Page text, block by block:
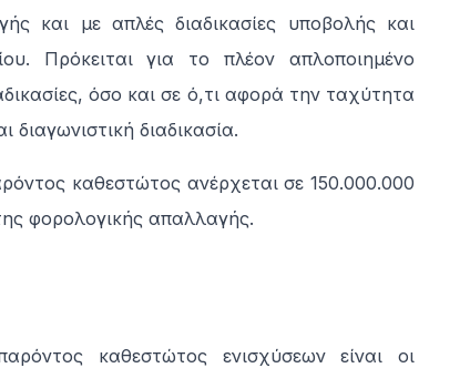
και με απλές διαδικασίες υποβολής και
Πρόκειται για το πλέον απλοποιημένο
όσο και σε ό,τι αφορά την ταχύτητα
διαγωνιστική διαδικασία.
καθεστώτος ανέρχεται σε 150.000.000
φορολογικής απαλλαγής.
καθεστώτος ενισχύσεων είναι οι